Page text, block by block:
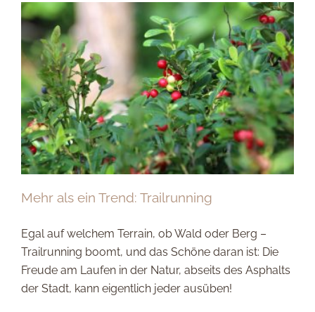
Mehr als ein Trend: Trailrunning
Egal auf welchem Terrain, ob Wald oder Berg –
Trailrunning boomt, und das Schöne daran ist: Die
Freude am Laufen in der Natur, abseits des Asphalts
der Stadt, kann eigentlich jeder ausüben!